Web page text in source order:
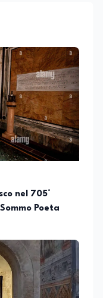
produzione di
e contenuti
collaborando
diverse realtà.
di editing e
redazioni e
di contenuti
editoriale. È
di
Su
dedicati ad
l’obiettivo di
comprendere la
nel 705°
Poeta